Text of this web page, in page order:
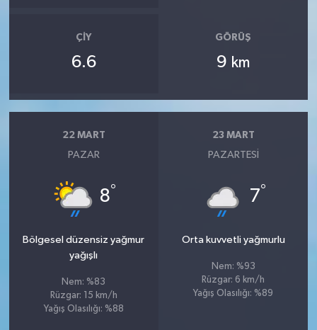
ÇIY
6.6
GÖRÜŞ
9 km
22 MART
PAZAR
8°
Bölgesel düzensiz yağmur
yağışlı
Nem: %83
Rüzgar: 15 km/h
Yağış Olasılığı: %88
23 MART
PAZARTESI
7°
Orta kuvvetli yağmurlu
Nem: %93
Rüzgar: 6 km/h
Yağış Olasılığı: %89